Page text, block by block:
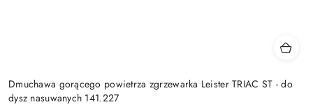
Dmuchawa gorącego powietrza zgrzewarka Leister TRIAC ST - do
dysz nasuwanych 141.227